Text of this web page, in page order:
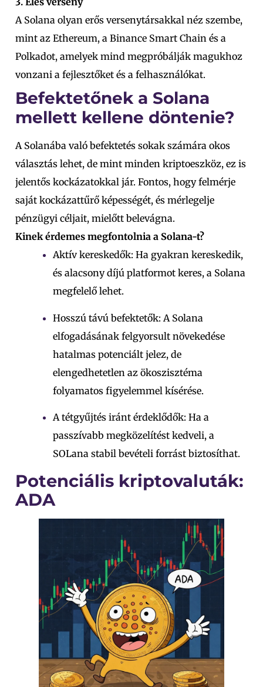
A Solana olyan erős versenytársakkal néz szembe,
mint az Ethereum, a Binance Smart Chain és a
Polkadot, amelyek mind megpróbálják magukhoz
vonzani a fejlesztőket és a felhasználókat.
Befektetőnek a Solana
mellett kellene döntenie?
A Solanába való befektetés sokak számára okos
választás lehet, de mint minden kriptoeszköz, ez is
jelentős kockázatokkal jár. Fontos, hogy felmérje
saját kockázattűrő képességét, és mérlegelje
pénzügyi céljait, mielőtt belevágna.
Kinek érdemes megfontolnia a Solana-t?
Aktív kereskedők: Ha gyakran kereskedik,
és alacsony díjú platformot keres, a Solana
megfelelő lehet.
Hosszú távú befektetők: A Solana
elfogadásának felgyorsult növekedése
hatalmas potenciált jelez, de
elengedhetetlen az ökoszisztéma
folyamatos figyelemmel kísérése.
A tétgyűjtés iránt érdeklődők: Ha a
passzívabb megközelítést kedveli, a
SOLana stabil bevételi forrást biztosíthat.
Potenciális kriptovaluták:
ADA